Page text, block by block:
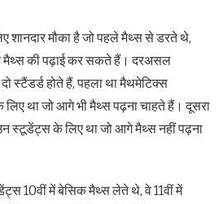
शानदार मौका है जो पहले मैथ्स से डरते थे,
मैथ्स की पढ़ाई कर सकते हैं। दरअसल
स्टैंडर्ड होते हैं, पहला था मैथमेटिक्स
था जो आगे भी मैथ्स पढ़ना चाहते हैं। दूसरा
स्टूडेंट्स के लिए था जो आगे मैथ्स नहीं पढ़ना
10वीं में बेसिक मैथ्स लेते थे, वे 11वीं में